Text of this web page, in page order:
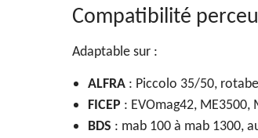
Compatibilité
Adaptable sur :
ALFRA : Piccolo 35/50,
FICEP : EVOmag42, ME3500,
BDS : mab 100 à mab 1300,